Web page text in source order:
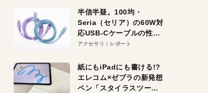
半信半疑。100均・
Seria（セリア）の60W対
応USB-Cケーブルの性能
を検証。超コスパの1本を
アクセサリ レポート
紙にもiPadにも書ける!?
エレコム×ゼブラの新発想
ペン「スタイラスツーウ